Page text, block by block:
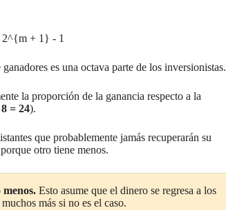
+ 1} - 1
es una octava parte de los inversionistas.
la proporción de la ganancia respecto a la
= 24).
que probablemente jamás recuperarán su
otro tiene menos.
Esto asume que el dinero se regresa a los
más si no es el caso.